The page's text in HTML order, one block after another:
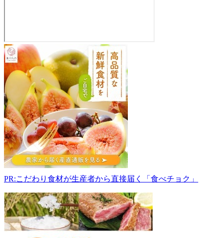
道
の
駅
お
が
010-
0511
秋
田
県
男
鹿
市
船
川
港
船
川
新
PR:こだわり食材が生産者から直接届く「食べチョク」